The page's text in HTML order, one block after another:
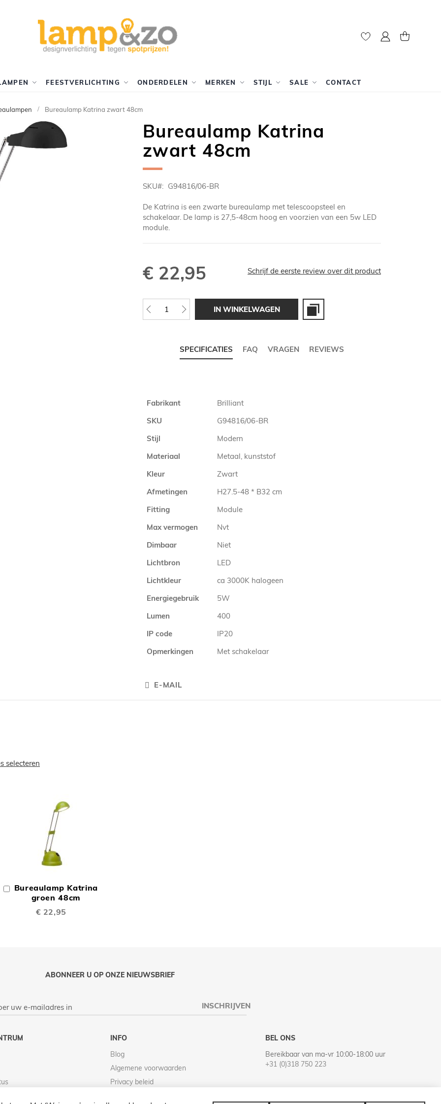
Mijn account
FEESTVERLICHTING ONDERDELEN MERKEN STIJL SALE CONTACT
Bureaulamp Katrina zwart 48cm
Bureaulamp Katrina
zwart 48cm
SKU G94816/06-BR
De Katrina is een zwarte bureaulamp met telescoopsteel en
schakelaar. De lamp is 27,5-48cm hoog en voorzien van een 5w LED
module.
€ 22,95 Schrijf de eerste review over dit product
IN WINKELWAGEN
SPECIFICATIES FAQ VRAGEN REVIEWS
Meer
Fabrikant
Brilliant
SKU
G94816/06-BR
Stijl
Modern
Materiaal
Metaal, kunststof
Kleur
Zwart
Afmetingen
H27.5-48 * B32 cm
Fitting
Module
Max vermogen
Nvt
Dimbaar
Niet
Lichtbron
LED
Lichtkleur
ca 3000K halogeen
Energiegebruik
5W
Lumen
400
IP code
IP20
Opmerkingen
Met schakelaar
E-MAIL
selecteren
Bureaulamp Katrina
groen 48cm
€ 22,95
In
Winkelwagen
TE
ABONNEER U OP ONZE NIEUWSBRIEF
INSCHRIJVEN
INFO
Blog
Algemene voorwaarden
Privacy beleid
BEL ONS
Bereikbaar van ma-vr 10:00-18:00 uur
+31 (0)318 750 223